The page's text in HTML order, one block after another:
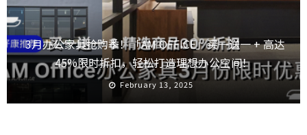
3月办公家具抢购季！「AM OFFICE」买一送一 + 高达
45%限时折扣，轻松打造理想办公空间！
February 13, 2025